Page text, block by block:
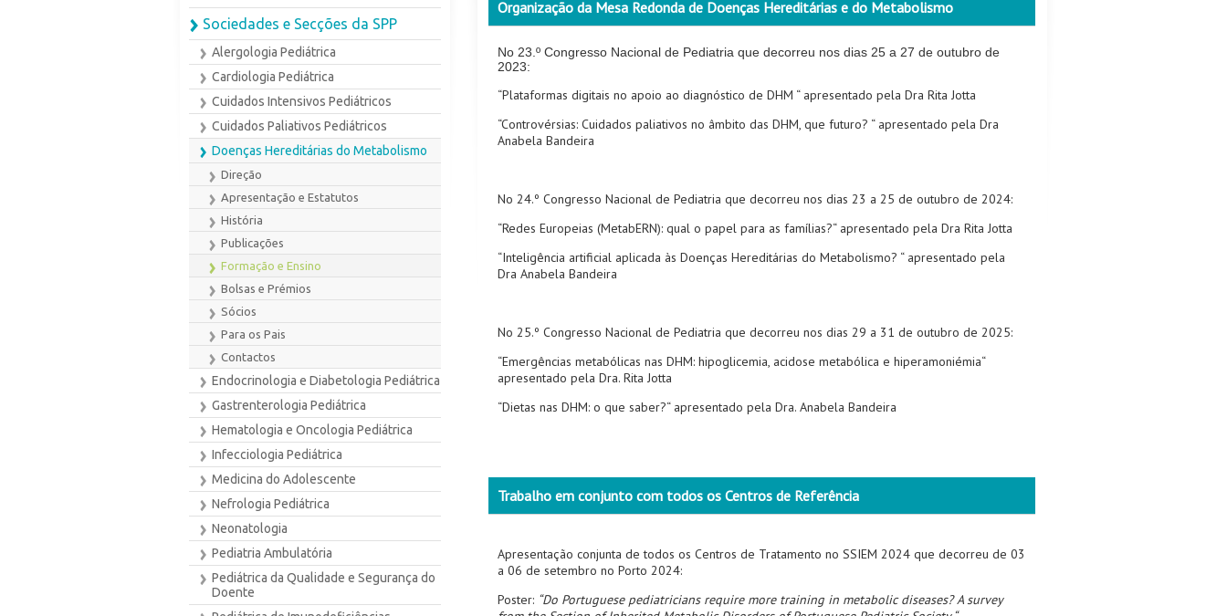
Sociedades e Secções da SPP
Alergologia Pediátrica
Cardiologia Pediátrica
Cuidados Intensivos Pediátricos
Cuidados Paliativos Pediátricos
Doenças Hereditárias do Metabolismo
Direção
Apresentação e Estatutos
História
Publicações
Formação e Ensino
Bolsas e Prémios
Sócios
Para os Pais
Contactos
Endocrinologia e Diabetologia Pediátrica
Gastrenterologia Pediátrica
Hematologia e Oncologia Pediátrica
Infecciologia Pediátrica
Medicina do Adolescente
Nefrologia Pediátrica
Neonatologia
Pediatria Ambulatória
Pediátrica da Qualidade e Segurança do
Doente
Organização da Mesa Redonda de Doenças Hereditárias e do Metabolismo
No 23.º Congresso Nacional de Pediatria que decorreu nos dias 25 a 27 de outubro de
2023:
“Plataformas digitais no apoio ao diagnóstico de DHM “ apresentado pela Dra Rita Jotta
“Controvérsias: Cuidados paliativos no âmbito das DHM, que futuro? “ apresentado pela Dra
Anabela Bandeira
No 24.º Congresso Nacional de Pediatria que decorreu nos dias 23 a 25 de outubro de 2024:
“Redes Europeias (MetabERN): qual o papel para as famílias?“ apresentado pela Dra Rita Jotta
“Inteligência artificial aplicada às Doenças Hereditárias do Metabolismo? “ apresentado pela
Dra Anabela Bandeira
No 25.º Congresso Nacional de Pediatria que decorreu nos dias 29 a 31 de outubro de 2025:
“Emergências metabólicas nas DHM: hipoglicemia, acidose metabólica e hiperamoniémia“
apresentado pela Dra. Rita Jotta
“Dietas nas DHM: o que saber?“ apresentado pela Dra. Anabela Bandeira
Trabalho em conjunto com todos os Centros de Referência
Apresentação conjunta de todos os Centros de Tratamento no SSIEM 2024 que decorreu de 03
a 06 de setembro no Porto 2024:
Poster: “Do Portuguese pediatricians require more training in metabolic diseases? A survey